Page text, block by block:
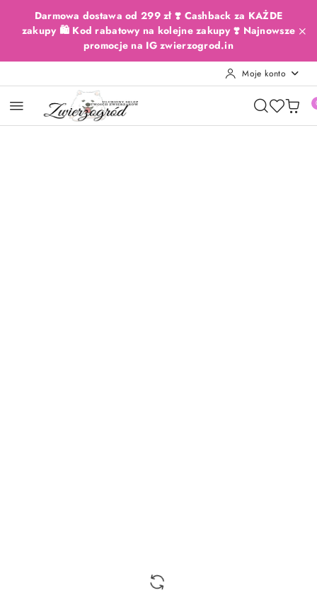
Przejdź do treści głównej
Przejdź do wyszukiwarki
Przejdź do moje konto
Przejdź do menu głównego
Przejdź do opisu produktu
Przejdź do stopki
Darmowa dostawa od 299 zł ❣️ Cashback za KAŻDE
zakupy 🛍️ Kod rabatowy na kolejne zakupy ❣️ Najnowsze
promocje na IG zwierzogrod.in
Moje konto